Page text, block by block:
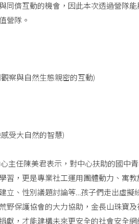
同儕互動的機會，因此本次透過營隊
營隊。
觀察與自然生態親密的互動)
受大自然的智慧)
主任陳美君表示，對中心扶助的國中
習，更是專業社工運用團體動力、寓
立、性別議題討論等…孩子們走出虛
野保護協會的大力協助，金長山珠寶
獻，才能建構未來更安全的社會安全